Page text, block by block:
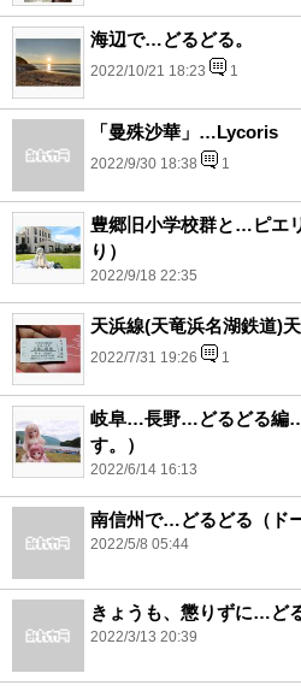
海辺で…どるどる。
2022/10/21 18:23 1
「曼殊沙華」…Lycoris
2022/9/30 18:38 1
豊郷旧小学校群と…ピエ
り）
2022/9/18 22:35
天浜線(天竜浜名湖鉄道)
2022/7/31 19:26 1
岐阜…長野…どるどる編…
す。）
2022/6/14 16:13
南信州で…どるどる（ド
2022/5/8 05:44
きょうも、懲りずに…
2022/3/13 20:39